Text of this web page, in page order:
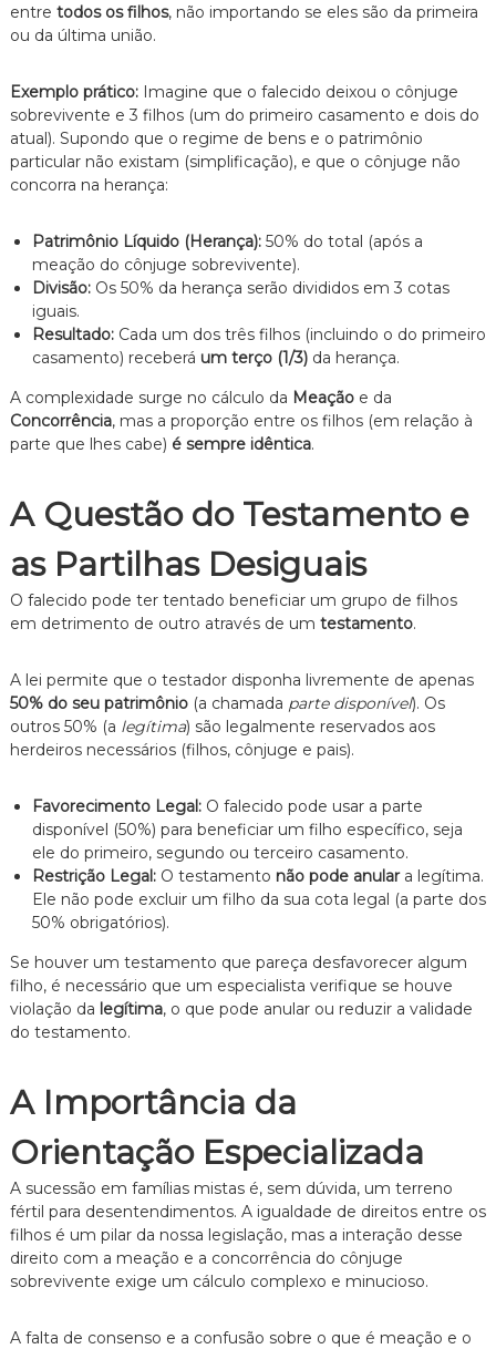
entre todos os filhos, não importando se eles são da primeira
ou da última união.
Exemplo prático:Imagine que o falecido deixou o cônjuge
sobrevivente e 3 filhos (um do primeiro casamento e dois do
atual). Supondo que o regime de bens e o patrimônio
particular não existam (simplificação), e que o cônjuge não
concorra na herança:
Patrimônio Líquido (Herança):50% do total (após a
meação do cônjuge sobrevivente).
Divisão:Os 50% da herança serão divididos em 3 cotas
iguais.
Resultado:Cada um dos três filhos (incluindo o do primeiro
casamento) receberá um terço (1/3)da herança.
A complexidade surge no cálculo da Meaçãoe da
Concorrência, mas a proporção entre os filhos (em relação à
parte que lhes cabe) é sempre idêntica.
A Questão do Testamento e
as Partilhas Desiguais
O falecido pode ter tentado beneficiar um grupo de filhos
em detrimento de outro através de um testamento.
A lei permite que o testador disponha livremente de apenas
50% do seu patrimônio(a chamada parte disponível). Os
outros 50% (a legítima) são legalmente reservados aos
herdeiros necessários (filhos, cônjuge e pais).
Favorecimento Legal:O falecido pode usar a parte
disponível (50%) para beneficiar um filho específico, seja
ele do primeiro, segundo ou terceiro casamento.
Restrição Legal:O testamento não pode anulara legítima.
Ele não pode excluir um filho da sua cota legal (a parte dos
50% obrigatórios).
Se houver um testamento que pareça desfavorecer algum
filho, é necessário que um especialista verifique se houve
violação da legítima, o que pode anular ou reduzir a validade
do testamento.
A Importância da
Orientação Especializada
A sucessão em famílias mistas é, sem dúvida, um terreno
fértil para desentendimentos. A igualdade de direitos entre os
filhos é um pilar da nossa legislação, mas a interação desse
direito com a meação e a concorrência do cônjuge
sobrevivente exige um cálculo complexo e minucioso.
A falta de consenso e a confusão sobre o que é meação e o